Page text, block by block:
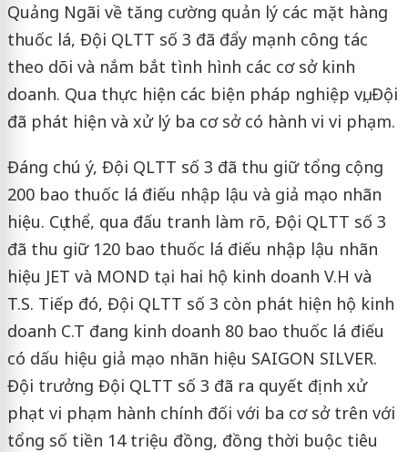
Quảng Ngãi về tăng cường quản lý các mặt hàng
thuốc lá, Đội QLTT số 3 đã đẩy mạnh công tác
theo dõi và nắm bắt tình hình các cơ sở kinh
doanh. Qua thực hiện các biện pháp nghiệp vụ, Đội
đã phát hiện và xử lý ba cơ sở có hành vi vi phạm.
Đáng chú ý, Đội QLTT số 3 đã thu giữ tổng cộng
200 bao thuốc lá điếu nhập lậu và giả mạo nhãn
hiệu. Cụ thể, qua đấu tranh làm rõ, Đội QLTT số 3
đã thu giữ 120 bao thuốc lá điếu nhập lậu nhãn
hiệu JET và MOND tại hai hộ kinh doanh V.H và
T.S. Tiếp đó, Đội QLTT số 3 còn phát hiện hộ kinh
doanh C.T đang kinh doanh 80 bao thuốc lá điếu
có dấu hiệu giả mạo nhãn hiệu SAIGON SILVER.
Đội trưởng Đội QLTT số 3 đã ra quyết định xử
phạt vi phạm hành chính đối với ba cơ sở trên với
tổng số tiền 14 triệu đồng, đồng thời buộc tiêu